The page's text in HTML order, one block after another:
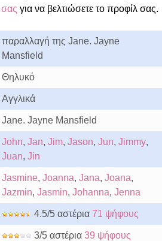
σας για να βελτιώσετε το προφίλ σας.
παραλλαγή της Jane. Jayne
Mansfield
Θηλυκό
Αγγλικά
Jane. Jayne Mansfield
John, Jan, Jim, Jason, Jun, Jimmy,
Juan, Jin
Jasmine, Joanna, Jana, Joana,
Jazmin, Jasmin, Johanna, Jenna
4.5/5 αστέρια 71 ψήφους
3/5 αστέρια 39 ψήφους